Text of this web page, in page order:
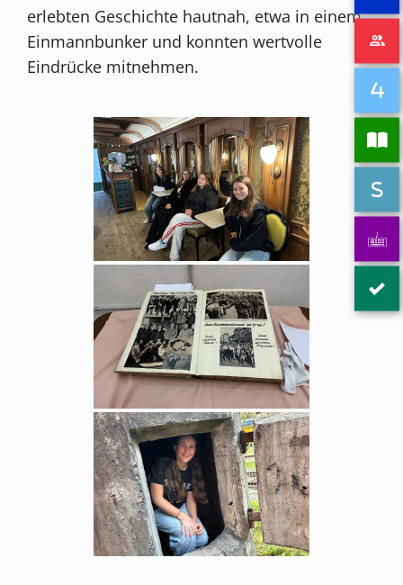
erlebten Geschichte hautnah, etwa in einem
Einmannbunker und konnten wertvolle
Eindrücke mitnehmen.